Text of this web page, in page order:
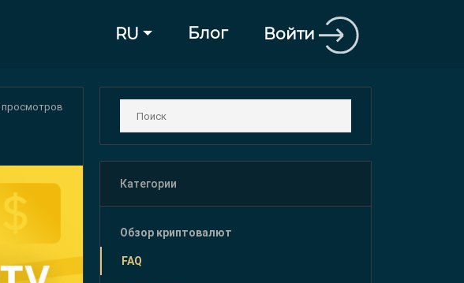
RU Блог Войти
просмотров
Категории
Обзор криптовалют
FAQ